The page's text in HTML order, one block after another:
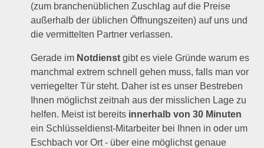
(zum branchenüblichen Zuschlag auf die Preise
außerhalb der üblichen Öffnungszeiten) auf uns und
die vermittelten Partner verlassen.
Gerade im Notdienst gibt es viele Gründe warum es
manchmal extrem schnell gehen muss, falls man vor
verriegelter Tür steht. Daher ist es unser Bestreben
Ihnen möglichst zeitnah aus der misslichen Lage zu
helfen. Meist ist bereits innerhalb von 30 Minuten
ein Schlüsseldienst-Mitarbeiter bei Ihnen in oder um
Eschbach vor Ort - über eine möglichst genaue